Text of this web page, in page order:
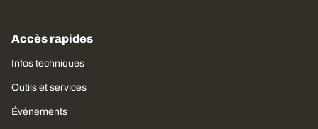
Accès rapides
Infos techniques
Outils et services
Évènements